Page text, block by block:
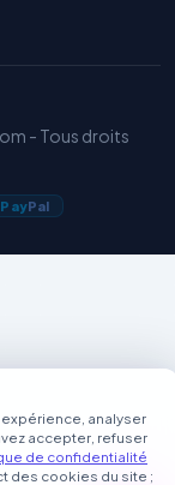
- Tous droits
PayPal
analyser
accepter, refuser
de confidentialité
des cookies du site ;